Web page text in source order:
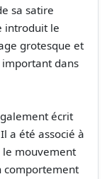
sa satire
introduit le
grotesque et
dans
écrit
a été associé à
mouvement
comportement